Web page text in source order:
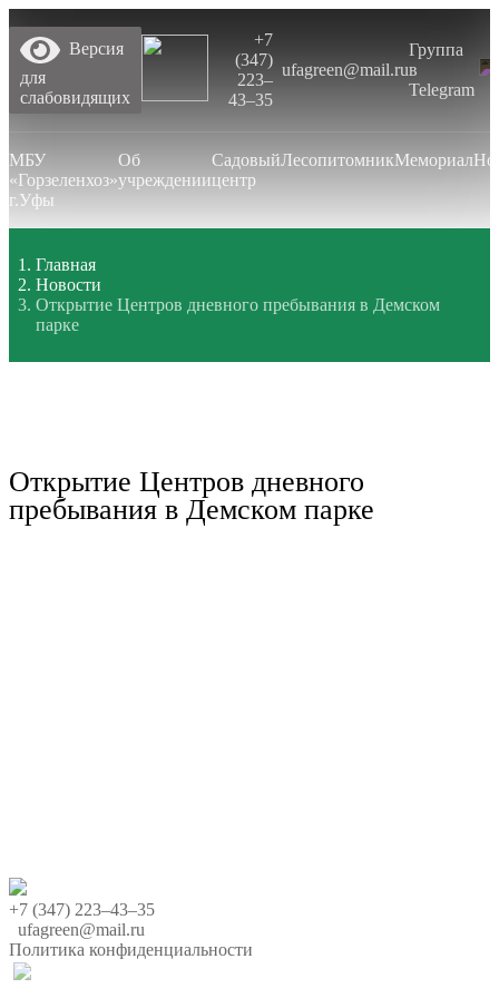
Версия
для
слабовидящих
+7
(347)
223‒
43‒35
ufagreen@mail.ru
Группа
в
Telegram
МБУ
«Горзеленхоз»
г.Уфы
Об
учреждении
Садовый
центр
ЛесопитомникМемориал
Главная
Новости
Открытие Центров дневного пребывания в Демском
парке
Открытие Центров дневного
пребывания в Демском парке
+7 (347) 223‒43‒35
ufagreen@mail.ru
Политика конфиденциальности